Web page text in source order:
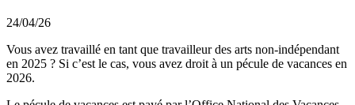
24/04/26
Vous avez travaillé en tant que travailleur des arts non-indépendant
en 2025 ? Si c’est le cas, vous avez droit à un pécule de vacances en
2026.